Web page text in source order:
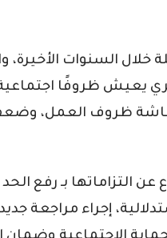
خلال السنوات الأخيرة،
يعيش ظروفًا
ظروف العمل،
التزاماتها بـ رفع الحد
الاستدلالية، إجراء مراجعة